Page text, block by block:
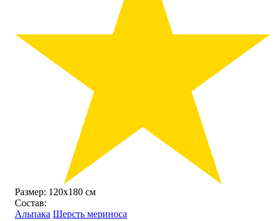
Размер: 120х180 см
Состав:
Альпака Шерсть мериноса